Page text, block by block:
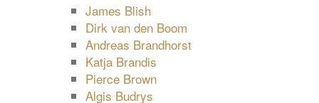
James Blish
Dirk van den Boom
Andreas Brandhorst
Katja Brandis
Pierce Brown
Algis Budrys